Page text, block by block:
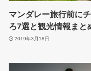
マンダレー旅行前に
ろ7選と観光情報まと
2019年3月18日